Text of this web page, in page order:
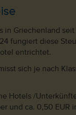
in Griechenland
fungiert diese
entrichtet.
sich je nach
Hotels /
und ca. 0,50 EUR